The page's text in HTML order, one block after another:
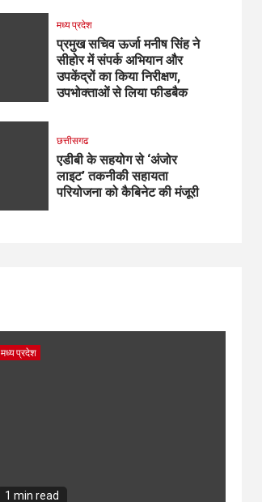
मध्य प्रदेश
प्रमुख सचिव ऊर्जा मनीष सिंह ने
सीहोर में संपर्क अभियान और
उपकेंद्रों का किया निरीक्षण,
उपभोक्ताओं से लिया फीडबैक
छत्तीसगढ
एडीबी के सहयोग से ‘अंजोर
लाइट’ तकनीकी सहायता
परियोजना को कैबिनेट की मंजूरी
मध्य प्रदेश
1 min read